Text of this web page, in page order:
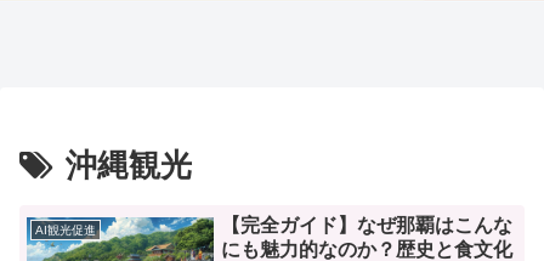
沖縄観光
AI観光促進
【完全ガイド】なぜ那覇はこんな
にも魅力的なのか？歴史と食文化